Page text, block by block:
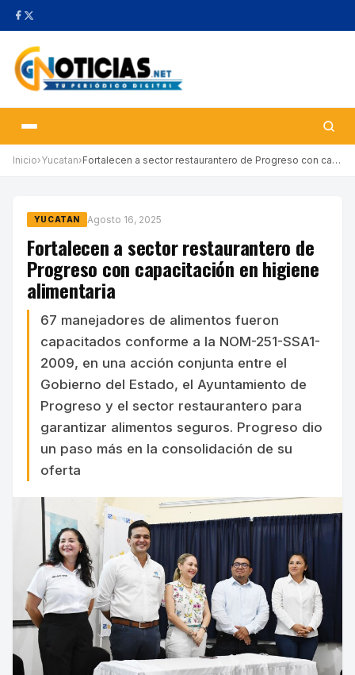
Inicio›Yucatan› Fortalecen a sector restaurantero de Progreso con capacitación e…
YUCATAN Agosto 16, 2025
Fortalecen a sector restaurantero de
Progreso con capacitación en higiene
alimentaria
67 manejadores de alimentos fueron
capacitados conforme a la NOM-251-SSA1-
2009, en una acción conjunta entre el
Gobierno del Estado, el Ayuntamiento de
Progreso y el sector restaurantero para
garantizar alimentos seguros. Progreso dio
un paso más en la consolidación de su
oferta